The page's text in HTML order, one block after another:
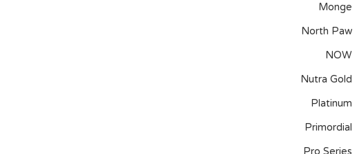
Monge
North Paw
NOW
Nutra Gold
Platinum
Primordial
Pro Series